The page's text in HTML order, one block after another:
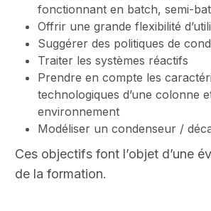
fonctionnant en batch, semi-
Offrir une grande flexibilité
Suggérer des politiques de
Traiter les systèmes réactifs
Prendre en compte les
technologiques d’une colonne
environnement
Modéliser un condenseur /
Ces objectifs font l’objet d’une
de la formation.